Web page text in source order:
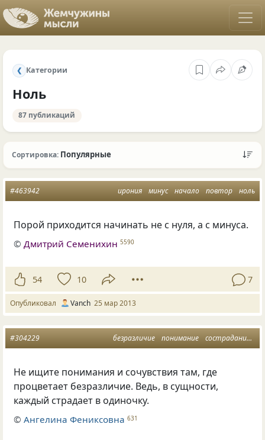
❮ Категории
Ноль
87 публикаций
Сортировка: Популярные
ирония минус начало повтор ноль
#463942
Порой приходится начинать не с нуля, а с минуса.
©Дмитрий Семенихин 5590
54 10 7
Опубликовал Vanch 25 мар 2013
безразличие понимание сострадание
#304229
Не ищите понимания и сочувствия там, где
процветает безразличие. Ведь, в сущности,
каждый страдает в одиночку.
©Ангелина Фениксовна 631